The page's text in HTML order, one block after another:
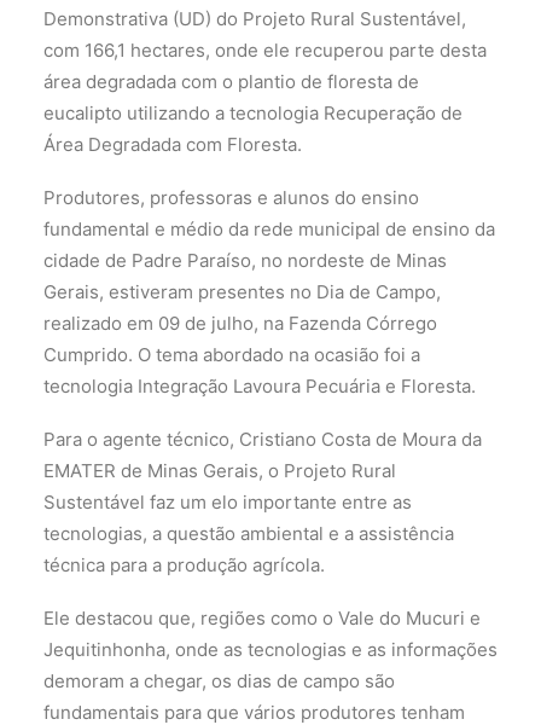
Demonstrativa (UD) do Projeto Rural Sustentável,
com 166,1 hectares, onde ele recuperou parte desta
área degradada com o plantio de floresta de
eucalipto utilizando a tecnologia Recuperação de
Área Degradada com Floresta.
Produtores, professoras e alunos do ensino
fundamental e médio da rede municipal de ensino da
cidade de Padre Paraíso, no nordeste de Minas
Gerais, estiveram presentes no Dia de Campo,
realizado em 09 de julho, na Fazenda Córrego
Cumprido. O tema abordado na ocasião foi a
tecnologia Integração Lavoura Pecuária e Floresta.
Para o agente técnico, Cristiano Costa de Moura da
EMATER de Minas Gerais, o Projeto Rural
Sustentável faz um elo importante entre as
tecnologias, a questão ambiental e a assistência
técnica para a produção agrícola.
Ele destacou que, regiões como o Vale do Mucuri e
Jequitinhonha, onde as tecnologias e as informações
demoram a chegar, os dias de campo são
fundamentais para que vários produtores tenham